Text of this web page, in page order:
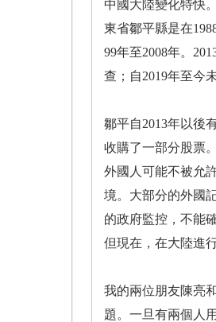
中國大陸變化特快
東省鄒平縣是在
99年至2008年。
查；自2019年至今
鄒平自2013年以後
收購了一部分股票
外國人可能不被允
境。大部分的外國
的政府監控，不能
但現在，在大陸進
我的兩位朋友陳亮
題。一旦有兩個人